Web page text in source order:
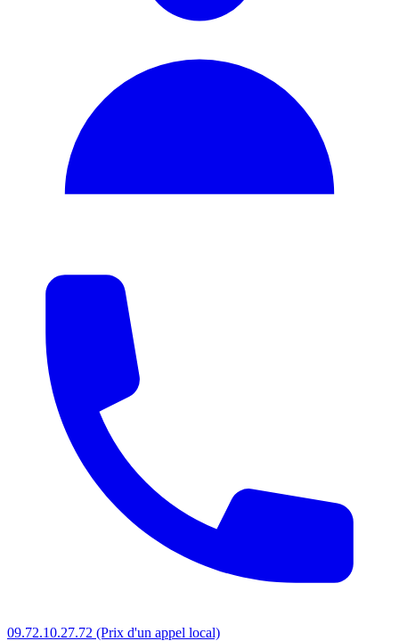
09.72.10.27.72 (Prix d'un appel local)